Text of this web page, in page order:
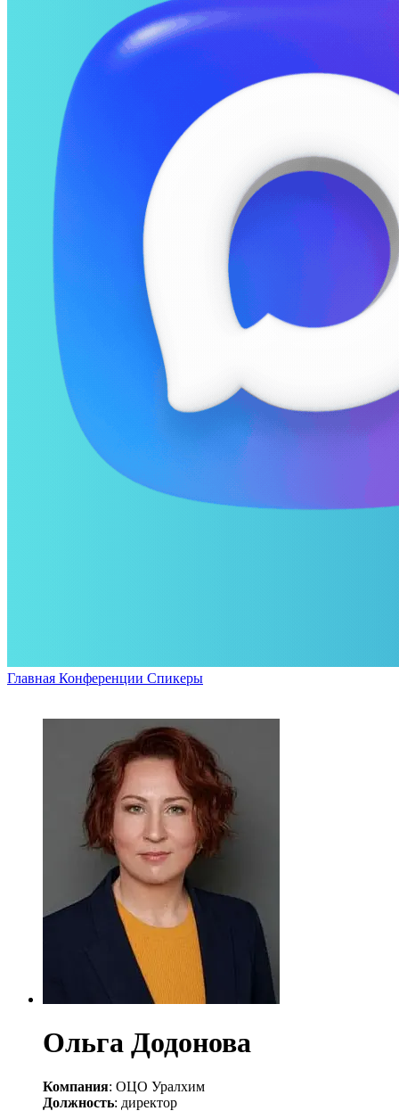
Главная Конференции Спикеры
Ольга Додонова
Компания: ОЦО Уралхим
Должность: директор